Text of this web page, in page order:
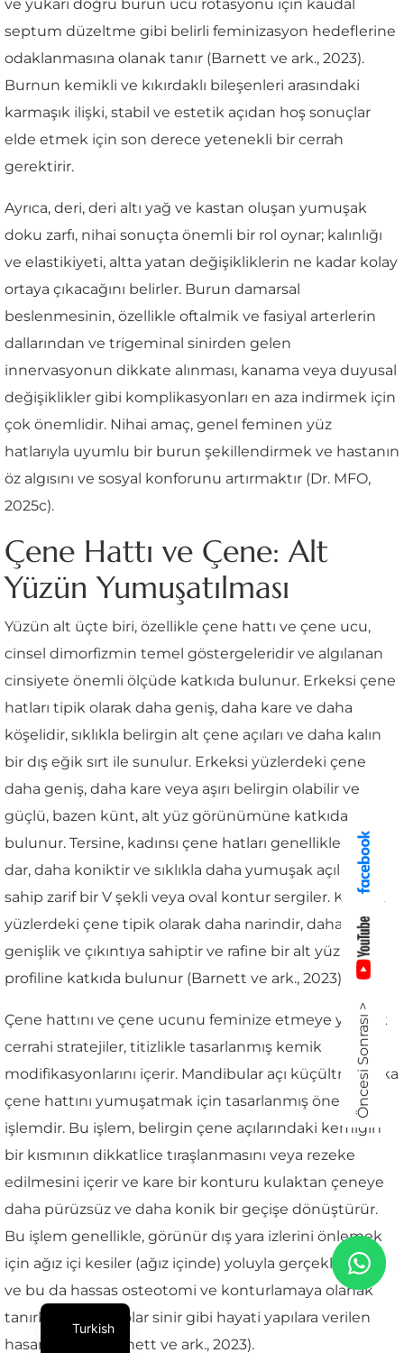
ve yukarı doğru burun ucu rotasyonu için kaudal
septum düzeltme gibi belirli feminizasyon hedeflerine
odaklanmasına olanak tanır (Barnett ve ark., 2023).
Burnun kemikli ve kıkırdaklı bileşenleri arasındaki
karmaşık ilişki, stabil ve estetik açıdan hoş sonuçlar
elde etmek için son derece yetenekli bir cerrah
gerektirir.
Ayrıca, deri, deri altı yağ ve kastan oluşan yumuşak
doku zarfı, nihai sonuçta önemli bir rol oynar; kalınlığı
ve elastikiyeti, altta yatan değişikliklerin ne kadar kolay
ortaya çıkacağını belirler. Burun damarsal
beslenmesinin, özellikle oftalmik ve fasiyal arterlerin
dallarından ve trigeminal sinirden gelen
innervasyonun dikkate alınması, kanama veya duyusal
değişiklikler gibi komplikasyonları en aza indirmek için
çok önemlidir. Nihai amaç, genel feminen yüz
hatlarıyla uyumlu bir burun şekillendirmek ve hastanın
öz algısını ve sosyal konforunu artırmaktır (Dr. MFO,
2025c).
Çene Hattı ve Çene: Alt
Yüzün Yumuşatılması
Yüzün alt üçte biri, özellikle çene hattı ve çene ucu,
cinsel dimorfizmin temel göstergeleridir ve algılanan
cinsiyete önemli ölçüde katkıda bulunur. Erkeksi çene
hatları tipik olarak daha geniş, daha kare ve daha
köşelidir, sıklıkla belirgin alt çene açıları ve daha kalın
bir dış eğik sırt ile sunulur. Erkeksi yüzlerdeki çene
daha geniş, daha kare veya aşırı belirgin olabilir ve
güçlü, bazen künt, alt yüz görünümüne katkıda
bulunur. Tersine, kadınsı çene hatları genellikle daha
dar, daha koniktir ve sıklıkla daha yumuşak açılara
sahip zarif bir V şekli veya oval kontur sergiler. Kadınsı
yüzlerdeki çene tipik olarak daha narindir, daha az
genişlik ve çıkıntıya sahiptir ve rafine bir alt yüz
profiline katkıda bulunur (Barnett ve ark., 2023).
Çene hattını ve çene ucunu feminize etmeye yönelik
cerrahi stratejiler, titizlikle tasarlanmış kemik
modifikasyonlarını içerir. Mandibular açı küçültme, arka
çene hattını yumuşatmak için tasarlanmış önemli bir
işlemdir. Bu işlem, belirgin çene açılarındaki kemiğin
bir kısmının dikkatlice tıraşlanmasını veya rezeke
edilmesini içerir ve kare bir konturu kulaktan çeneye
daha pürüzsüz ve daha konik bir geçişe dönüştürür.
Bu işlem genellikle, görünür dış yara izlerini önlemek
için ağız içi kesiler (ağız içinde) yoluyla gerçekleştirilir
ve bu da hassas osteotomi ve konturlamaya olanak
tanırken, alt alveolar sinir gibi hayati yapılara verilen
hasarı azaltır (Barnett ve ark., 2023).
Öncesi Sonrası >
Turkish